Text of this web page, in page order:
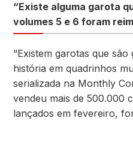
“Existe alguma garota
volumes 5 e 6 foram
“Existem garotas que
história em quadrinhos
serializada na Monthly
vendeu mais de 500.000
lançados em fevereiro,